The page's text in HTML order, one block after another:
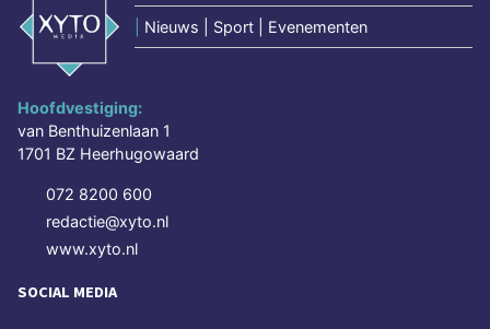
Nieuws | Sport | Evenementen
Hoofdvestiging:
van Benthuizenlaan 1
1701 BZ Heerhugowaard
072 8200 600
redactie@xyto.nl
www.xyto.nl
SOCIAL MEDIA